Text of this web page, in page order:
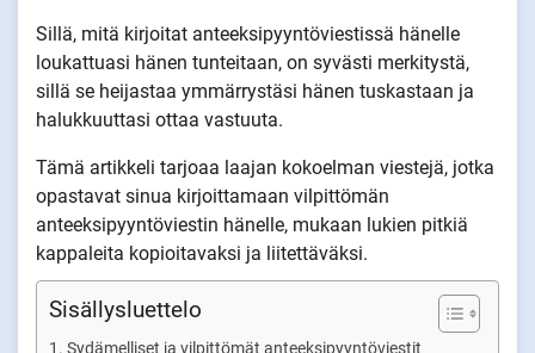
Sillä, mitä kirjoitat anteeksipyyntöviestissä hänelle
loukattuasi hänen tunteitaan, on syvästi merkitystä,
sillä se heijastaa ymmärrystäsi hänen tuskastaan ja
halukkuuttasi ottaa vastuuta.
Tämä artikkeli tarjoaa laajan kokoelman viestejä, jotka
opastavat sinua kirjoittamaan vilpittömän
anteeksipyyntöviestin hänelle, mukaan lukien pitkiä
kappaleita kopioitavaksi ja liitettäväksi.
Sisällysluettelo
Sydämelliset ja vilpittömät anteeksipyyntöviestit